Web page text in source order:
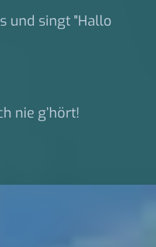
und singt "Hallo
nie g’hört!